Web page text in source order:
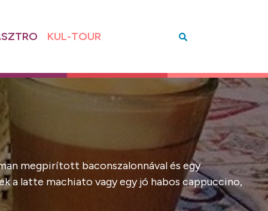
KUL-TOUR
megpirított baconszalonnával és egy
a latte machiato vagy egy jó habos cappuccino,